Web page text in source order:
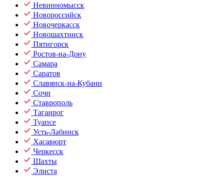
Невинномысск
Новороссийск
Новочеркасск
Новошахтинск
Пятигорск
Ростов-на-Дону
Самара
Саратов
Славянск-на-Кубани
Сочи
Ставрополь
Таганрог
Туапсе
Усть-Лабинск
Хасавюрт
Черкесск
Шахты
Элиста